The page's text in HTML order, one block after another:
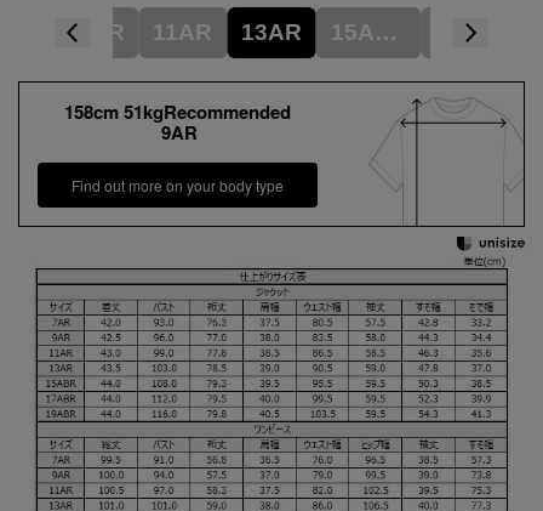
9AR 11AR 13AR 15ABR
158cm 51kgRecommended
9AR
Find out more on your body type